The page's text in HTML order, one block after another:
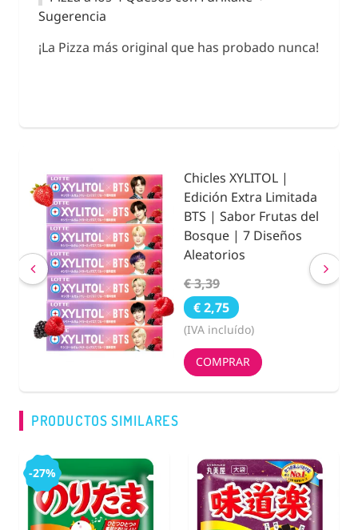
Onigiri (お握り) también conocido como
Omusubi (おむすび) es un plato japonés que
Chicles XYLITOL |
Edición Extra Limitada
BTS | Sabor Pomelo | 7
Diseños Aleatorios
€ 20,75
€ 15,55
(IVA incluído)
PRODUCTOS SIMILARES
-27%